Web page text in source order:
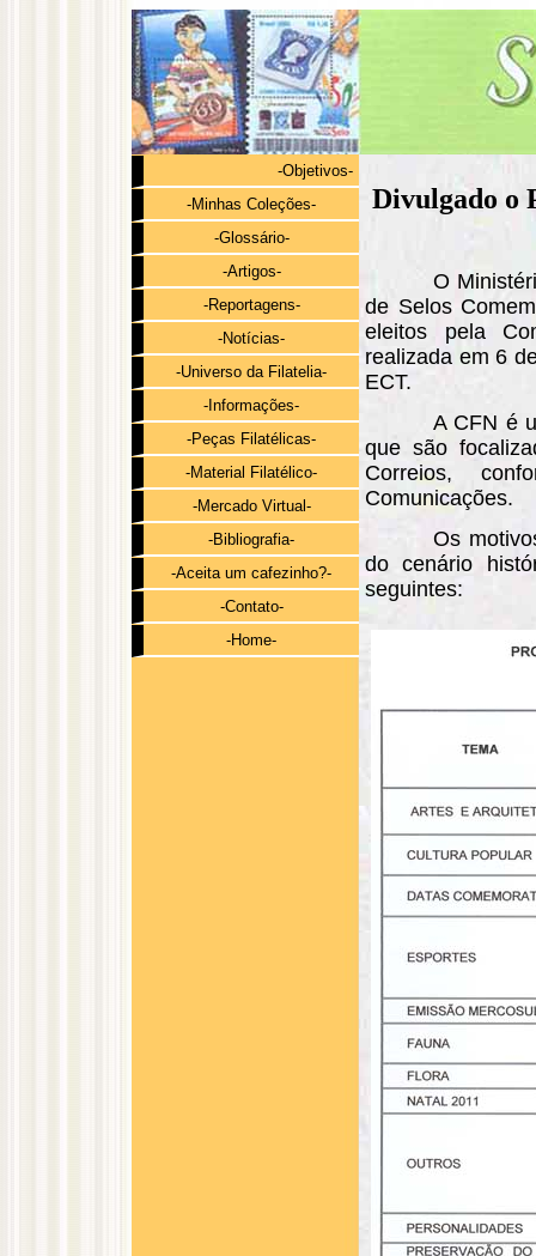
-Objetivos-
-Minhas Coleções-
-Glossário-
-Artigos-
-Reportagens-
-Notícias-
-Universo da Filatelia-
-Informações-
-Peças Filatélicas-
-Material Filatélico-
-Mercado Virtual-
-Bibliografia-
-Aceita um cafezinho?-
-Contato-
-Home-
Divulgado o
O
de Selos
eleitos pela
realizada em 6
ECT.
A CFN é
que são
Correios,
Comunicações.
Os
do cenário
seguintes: